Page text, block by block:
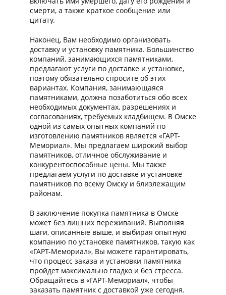
смерти, а также краткое сообщение или
цитату.
Наконец, Вам необходимо организовать
доставку и установку памятника. Большинство
компаний, занимающихся памятниками,
предлагают услуги по доставке и установке,
поэтому обязательно спросите об этих
вариантах. Компания, занимающаяся
памятниками, должна позаботиться обо всех
необходимых документах, разрешениях и
согласованиях, требуемых кладбищем. В Омске
одной из самых опытных компаний по
изготовлению памятников является «ГАРТ-
Мемориал». Мы предлагаем широкий выбор
памятников, отличное обслуживание и
конкурентоспособные цены. Мы также
предлагаем услуги по доставке и установке
памятников по всему Омску и близлежащим
районам.
В заключение покупка памятника в Омске
может без лишних переживаний. Выполняя
шаги, описанные выше, и выбирая опытную
компанию по установке памятников, такую ​​как
«ГАРТ-Мемориал», Вы можете гарантировать,
что процесс заказа и установки памятника
пройдет максимально гладко и без стресса.
Обращайтесь в «ГАРТ-Мемориал», чтобы
заказать памятник с доставкой уже сегодня.